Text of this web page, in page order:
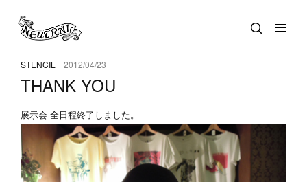
STENCIL 2012/04/23
THANK YOU
展示会 全日程終了しました。